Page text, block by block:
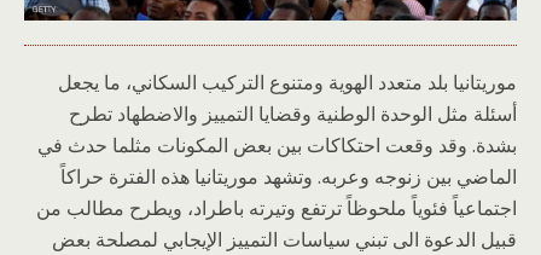
موريتانيا بلد متعدد الهوية ومتنوع التركيب السكاني، ما يجعل
أسئلة مثل الوحدة الوطنية وقضايا التمييز والاضطهاد تطرح
بشدة. وقد وقعت احتكاكات بين بعض المكونات مثلما حدث في
الماضي بين زنوجه وعربه. وتشهد موريتانيا هذه الفترة حراكاً
اجتماعياً فئوياً ملحوظاً ترتفع وتيرته باطراد، ويطرح مطالب من
قبيل الدعوة الى تبني سياسات التمييز الإيجابي لمصلحة بعض